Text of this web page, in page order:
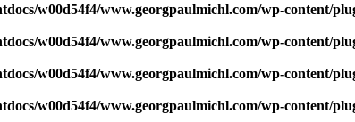
w00d54f4/www.georgpaulmichl.com/wp-content/
w00d54f4/www.georgpaulmichl.com/wp-content/
w00d54f4/www.georgpaulmichl.com/wp-content/
w00d54f4/www.georgpaulmichl.com/wp-content/